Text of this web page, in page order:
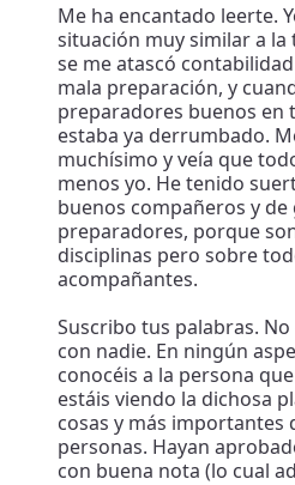
Me ha encantado leerte.
situación muy similar a la
se me atascó
mala preparación, y
preparadores buenos en
estaba ya derrumbado.
muchísimo y veía que
menos yo. He tenido
buenos compañeros y de
preparadores, porque
disciplinas pero sobre
acompañantes.
Suscribo tus palabras.
con nadie. En ningún
conocéis a la persona
estáis viendo la dichosa
cosas y más importantes
personas. Hayan
con buena nota (lo cual